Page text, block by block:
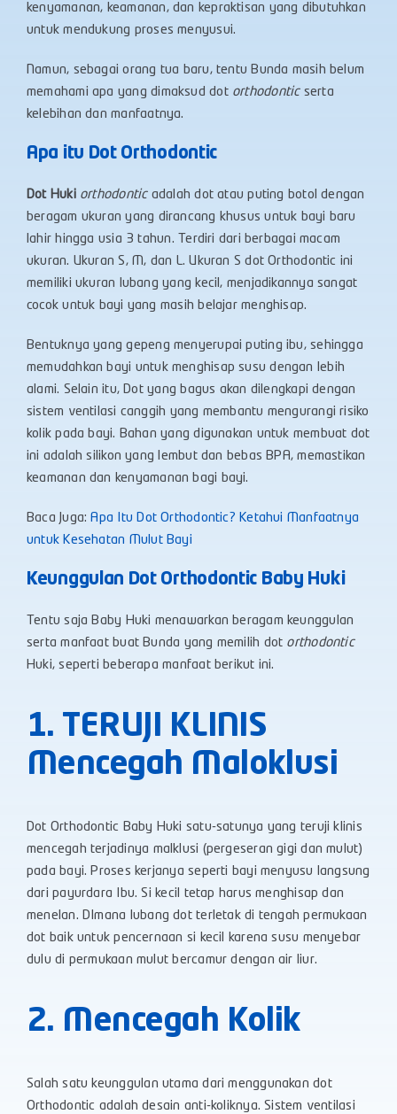
kenyamanan, keamanan, dan kepraktisan yang dibutuhkan
untuk mendukung proses menyusui.
Namun, sebagai orang tua baru, tentu Bunda masih belum
memahami apa yang dimaksud dot orthodonticserta
kelebihan dan manfaatnya.
Apa itu Dot Orthodontic
Dot Huki orthodonticadalah dot atau puting botol dengan
beragam ukuran yang dirancang khusus untuk bayi baru
lahir hingga usia 3 tahun. Terdiri dari berbagai macam
ukuran. Ukuran S, M, dan L. Ukuran S dot Orthodontic ini
memiliki ukuran lubang yang kecil, menjadikannya sangat
cocok untuk bayi yang masih belajar menghisap.
Bentuknya yang gepeng menyerupai puting ibu, sehingga
memudahkan bayi untuk menghisap susu dengan lebih
alami. Selain itu, Dot yang bagus akan dilengkapi dengan
sistem ventilasi canggih yang membantu mengurangi risiko
kolik pada bayi. Bahan yang digunakan untuk membuat dot
ini adalah silikon yang lembut dan bebas BPA, memastikan
keamanan dan kenyamanan bagi bayi.
Baca Juga: Apa Itu Dot Orthodontic? Ketahui Manfaatnya
untuk Kesehatan Mulut Bayi
Keunggulan Dot Orthodontic Baby Huki
Tentu saja Baby Huki menawarkan beragam keunggulan
serta manfaat buat Bunda yang memilih dot orthodontic
Huki, seperti beberapa manfaat berikut ini.
1. TERUJI KLINIS
Mencegah Maloklusi
Dot Orthodontic Baby Huki satu-satunya yang teruji klinis
mencegah terjadinya malklusi (pergeseran gigi dan mulut)
pada bayi. Proses kerjanya seperti bayi menyusu langsung
dari payurdara Ibu. Si kecil tetap harus menghisap dan
menelan. DImana lubang dot terletak di tengah permukaan
dot baik untuk pencernaan si kecil karena susu menyebar
dulu di permukaan mulut bercamur dengan air liur.
2. Mencegah Kolik
Salah satu keunggulan utama dari menggunakan dot
Orthodontic adalah desain anti-koliknya. Sistem ventilasi